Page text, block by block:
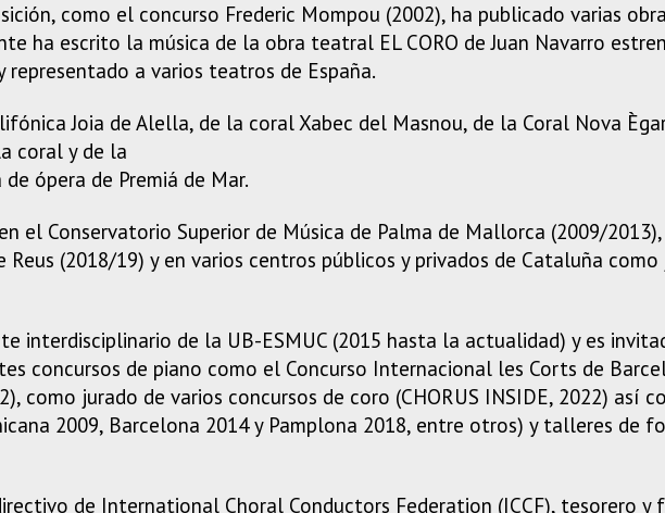
como el concurso Frederic Mompou (2002), ha publicado varias
ha escrito la música de la obra teatral EL CORO de Juan Navarro
a varios teatros de España.
Joia de Alella, de la coral Xabec del Masnou, de la Coral Nova
coral y de la
ópera de Premiá de Mar.
el Conservatorio Superior de Música de Palma de Mallorca (2009/
(2018/19) y en varios centros públicos y privados de Cataluña
interdisciplinario de la UB-ESMUC (2015 hasta la actualidad) y es
concursos de piano como el Concurso Internacional les Corts de
como jurado de varios concursos de coro (CHORUS INSIDE, 2022) así
2009, Barcelona 2014 y Pamplona 2018, entre otros) y talleres de
de International Choral Conductors Federation (ICCF), tesorero y